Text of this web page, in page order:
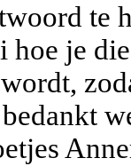
te
hoe je